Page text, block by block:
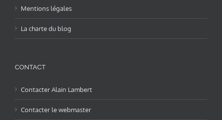
Mentions légales
La charte du blog
CONTACT
Contacter Alain Lambert
Contacter le webmaster